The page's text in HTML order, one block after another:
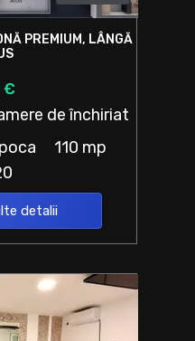
PREMIUM, LÂNGĂ
€
de închiriat
110 mp
detalii